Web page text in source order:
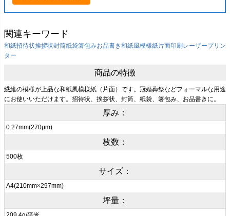
関連キーワード
和紙招待状挨拶状封筒紙袋箸包みお品書き和紙風模様紙片面印刷 レーザープリン
ター
商品の特徴
繊維の模様が上品な和紙風模様紙（片面）です。冠婚葬祭などフォーマルな用途
にお使いいただけます。招待状、挨拶状、封筒、紙袋、箸包み、お品書きに。
厚み：
0.27mm(270μm)
枚数：
500枚
サイズ：
A4(210mm×297mm)
坪量：